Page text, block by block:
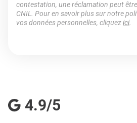
contestation, une réclamation peut
CNIL. Pour en savoir plus sur notre
vos données personnelles, cliquezici.
4.9/5